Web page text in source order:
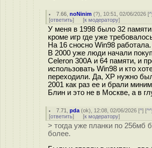
7.66 ,noNinim (?), 10:51, 02/06/2026 [^
[ответить] [к модератору]
У меня в 1998 было 32
кроме игр где уже
На 16 сносно Win98 работала.
В 2000 уже люди начали
Celeron 300А и 64 памяти, и
использовать Win98 и кто
переходили. Да, XP нужно
2001 как раз ее и брали
Блин и это не в Москве, а в
7.71 ,pda (ok), 12:08, 02/06/2026 [^] [^^
[ответить] [к модератору]
> тогда уже планки по 256мб
более.